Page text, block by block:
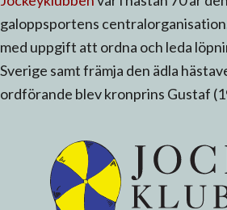
galoppsportens
med uppgift att ordna och leda
Sverige samt främja den ädla
ordförande blev kronprins Gustaf